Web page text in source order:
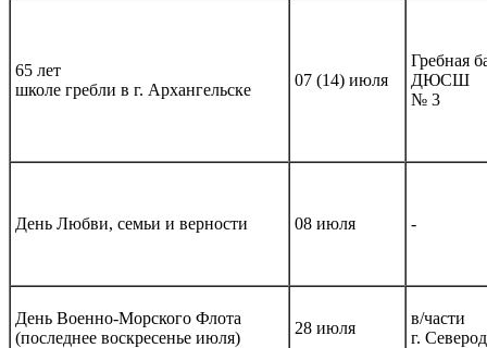
65 лет
школе гребли в г. Архангельске
07 (14) июля
Гребная
ДЮСШ
№ 3
День Любви, семьи и верности 08 июля -
День Военно-Морского Флота
(последнее воскресенье июля)
28 июля
в/части
г.